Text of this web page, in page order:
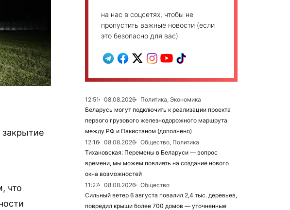
закрытие
что
на нас в соцсетях, чтобы не
пропустить важные новости (если
это безопасно для вас)
12:51 08.08.2026
Политика, Экономика
Беларусь могут подключить к реализации проекта
первого грузового железнодорожного маршрута
между РФ и Пакистаном (дополнено)
12:16
08.08.2026
Общество, Политика
Тихановская: Перемены в Беларуси — вопрос
времени, мы можем повлиять на создание нового
окна возможностей
11:27
08.08.2026
Общество
Сильный ветер 6 августа повалил 2,4 тыс. деревьев,
повредил крыши более 700 домов — уточненные